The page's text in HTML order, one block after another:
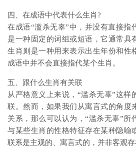
四、在成语中代表什么生肖?
在成语“滥杀无辜”中，并没有直接指
是一种固定的词组或短语，它通常具
生肖则是一种用来表示出生年份和性
成语中并不会直接指代某个生肖。
五、跟什么生肖有关联
从严格意义上来说，“滥杀无辜”这样
联。然而，如果我们从寓言式的角度
关系，那么可以认为，“滥杀无辜”所
与某些生肖的性格特征存在某种隐喻
联系是主观的、寓言式的，并非客观存